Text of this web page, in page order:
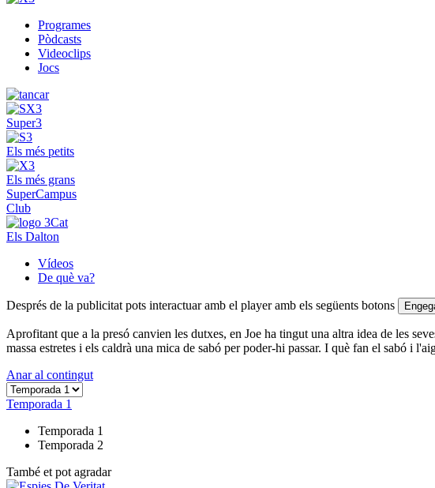
Programes
Pòdcasts
Videoclips
Jocs
Super3
Els més petits
Els més grans
SuperCampus
Club
Els Dalton
Vídeos
De què va?
Després de la publicitat pots interactuar amb el player amb els següents botons
Aprofitant que a la presó canvien les dutxes, en Joe ha tingut una altra idea de les
massa estretes i els caldrà una mica de sabó per poder-hi passar. I què fan el sabó i
Anar al contingut
Temporada 1
Temporada 1
Temporada 2
També et pot agradar